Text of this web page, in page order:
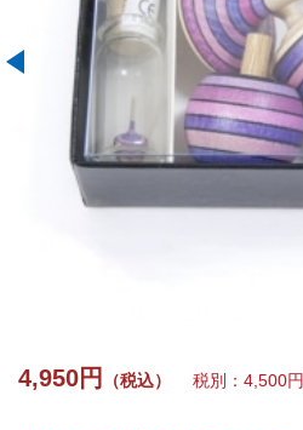
4,950円 （税込） 税別：4,500円